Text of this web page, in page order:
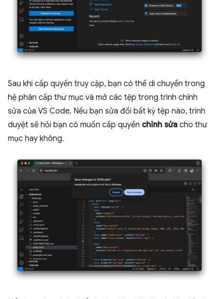
Sau khi cấp quyền truy cập, bạn có thể di chuyển trong
hệ phân cấp thư mục và mở các tệp trong trình chỉnh
sửa của VS Code. Nếu bạn sửa đổi bất kỳ tệp nào, trình
duyệt sẽ hỏi bạn có muốn cấp quyền chỉnh sửa cho thư
mục hay không.